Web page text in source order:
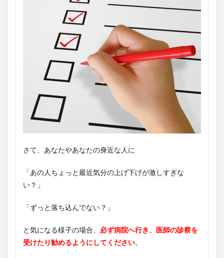
さて、あなたやあなたの身近な人に
「あの人ちょっと最近気分の上げ下げが激しすぎな
い？」
「ずっと落ち込んでない？」
と気になる様子の場合、 必ず病院へ行き、医師の診察を
受けたり勧めるようにしてください。